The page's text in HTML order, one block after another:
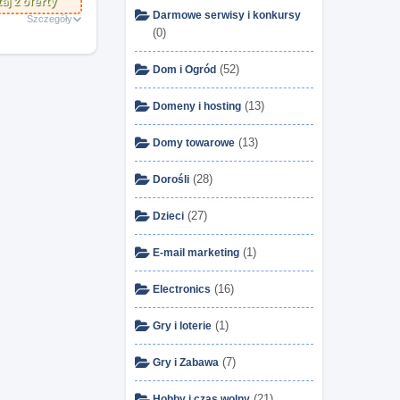
Szczegóły Darmowe serwisy i konkursy
(0)
Dom i Ogród (52)
Domeny i hosting (13)
Domy towarowe (13)
Dorośli (28)
Dzieci (27)
E-mail marketing (1)
Electronics (16)
Gry i loterie (1)
Gry i Zabawa (7)